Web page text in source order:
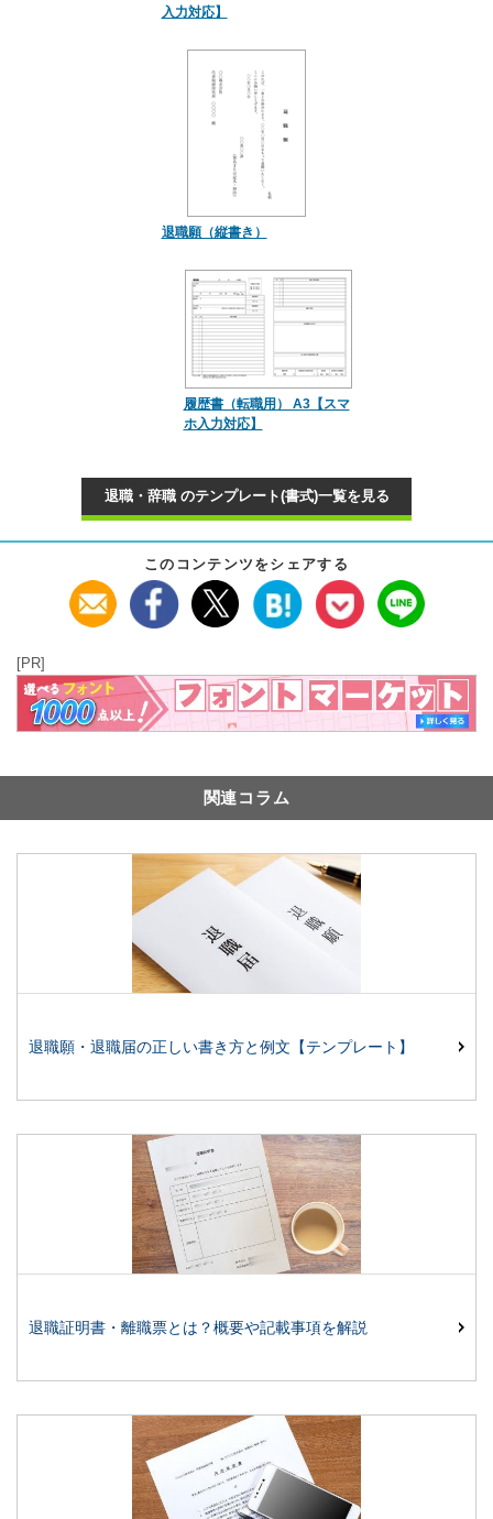
入力対応】
退職願（縦書き）
履歴書（転職用） A3【スマ
ホ入力対応】
退職・辞職 のテンプレート(書式)一覧を見る
このコンテンツをシェアする
[PR]
関連コラム
退職願・退職届の正しい書き方と例文【テンプレート】
退職証明書・離職票とは？概要や記載事項を解説